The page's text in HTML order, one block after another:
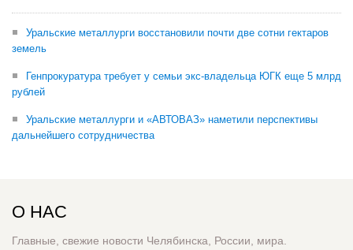
Уральские металлурги восстановили почти две сотни гектаров
земель
Генпрокуратура требует у семьи экс-владельца ЮГК еще 5 млрд
рублей
Уральские металлурги и «АВТОВАЗ» наметили перспективы
дальнейшего сотрудничества
О НАС
Главные, свежие новости Челябинска, России, мира.